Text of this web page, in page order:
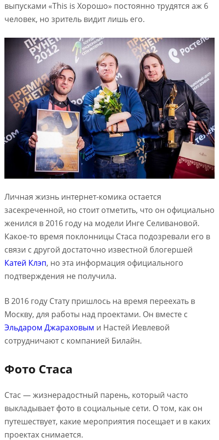
выпусками «This is Хорошо» постоянно трудятся аж 6
человек, но зритель видит лишь его.
Личная жизнь интернет-комика остается
засекреченной, но стоит отметить, что он официально
женился в 2016 году на модели Инге Селивановой.
Какое-то время поклонницы Стаса подозревали его в
связи с другой достаточно известной блогершей
Катей Клэп, но эта информация официального
подтверждения не получила.
В 2016 году Стату пришлось на время переехать в
Москву, для работы над проектами. Он вместе с
Эльдаром Джараховым и Настей Иевлевой
сотрудничают с компанией Билайн.
Фото Стаса
Стас — жизнерадостный парень, который часто
выкладывает фото в социальные сети. О том, как он
путешествует, какие мероприятия посещает и в каких
проектах снимается.